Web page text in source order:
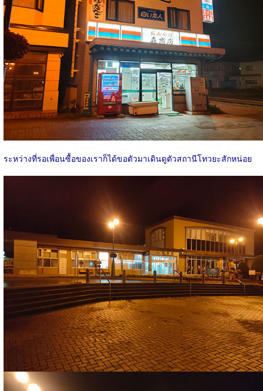
ระหว่างที่รอเพื่อนซื้อของเราก็ได้ขอตัวมาเดินดูตัวสถานีโทวยะสักหน่อย